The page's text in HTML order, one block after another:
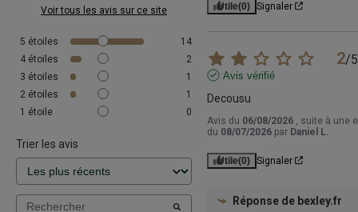
Voir tous les avis sur ce site
5 étoiles
14
4 étoiles
2
3 étoiles
1
2 étoiles
1
1 étoile 0
Trier les avis
Utile(0) Signaler
2/5
Avis vérifié
Decousu
Avis du 06/08/2026
, suite à une
du 08/07/2026 par Daniel L.
Utile(0) Signaler
Réponse de bexley.fr